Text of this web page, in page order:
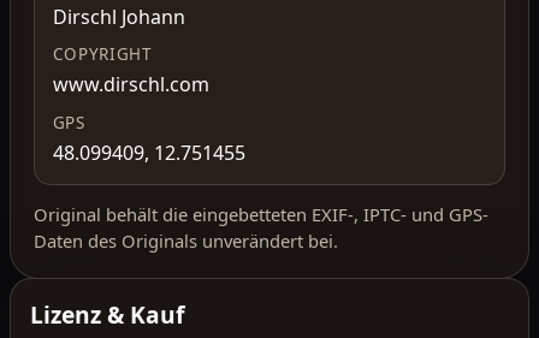
Dirschl Johann
COPYRIGHT
www.dirschl.com
GPS
48.099409, 12.751455
Original behält die eingebetteten EXIF-, IPTC- und GPS-
Daten des Originals unverändert bei.
Lizenz & Kauf